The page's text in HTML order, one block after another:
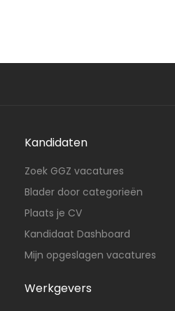
Kandidaten
Zoek GGZ vacatures
Blader door categorieën
Plaats je CV
Kandidaat Dashboard
Mijn opgeslagen vacatures
Werkgevers